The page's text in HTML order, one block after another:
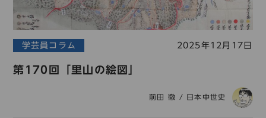
学芸員コラム 2025年12月17日
第170回「里山の絵図」
前田 徹 / 日本中世史
読む・調べる
新着情報
標準 青 黒
languages
日本語 English